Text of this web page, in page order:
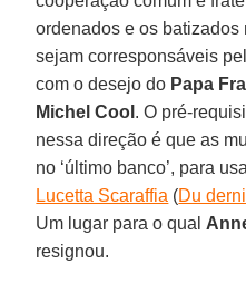
ordenados e os
sejam corresponsáveis
com o desejo do Papa
Michel Cool . O pré-
nessa direção é que as
no ‘último banco’, para
Lucetta Scaraffia (Du
Um lugar para o qual
resignou.